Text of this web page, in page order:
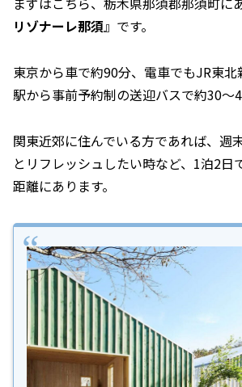
リゾナーレ那須』です。
東京から車で約90分、電車でもJR東
駅から事前予約制の送迎バスで約30～
関東近郊に住んでいる方であれば、週
とリフレッシュしたい時など、1泊2日
距離にあります。